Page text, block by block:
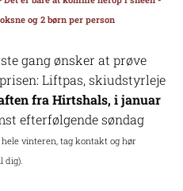
og 2 børn per person
gang ønsker at prøve
Liftpas, skiudstyrleje
fra Hirtshals, i januar
efterfølgende søndag
vinteren, tag kontakt og hør
dig).